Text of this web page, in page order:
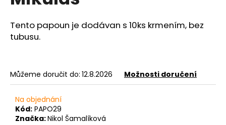
z
5
hvězdiček.
Tento papoun je dodávan s 10ks krmením, bez
tubusu.
Můžeme doručit do: 12.8.2026 Možnosti doručení
Na objednání
Kód: PAPO29
Značka:Nikol Šamalíková
j
í
HLEDAT